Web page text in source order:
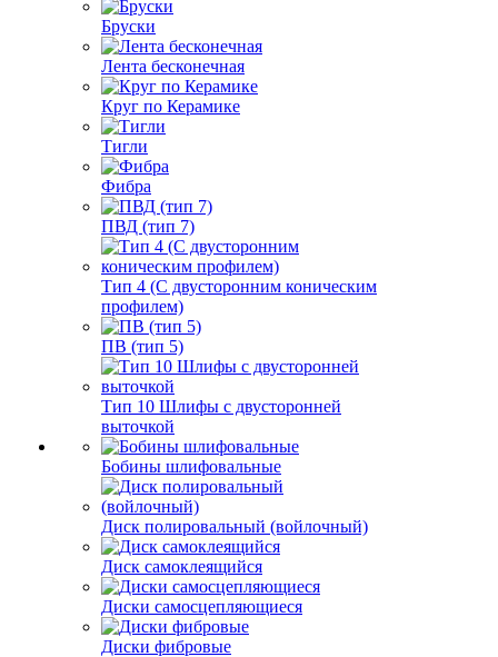
Бруски
Лента бесконечная
Круг по Керамике
Тигли
Фибра
ПВД (тип 7)
Тип 4 (С двусторонним коническим
профилем)
ПВ (тип 5)
Тип 10 Шлифы с двусторонней
выточкой
Бобины шлифовальные
Диск полировальный (войлочный)
Диск самоклеящийся
Диски самосцепляющиеся
Диски фибровые